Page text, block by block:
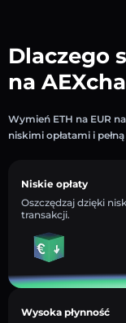
Dlaczego
na
Wymień ETH na EUR
niskimi opłatami i
Niskie opłaty
Oszczędzaj dzięki
transakcji.
Wysoka płynność